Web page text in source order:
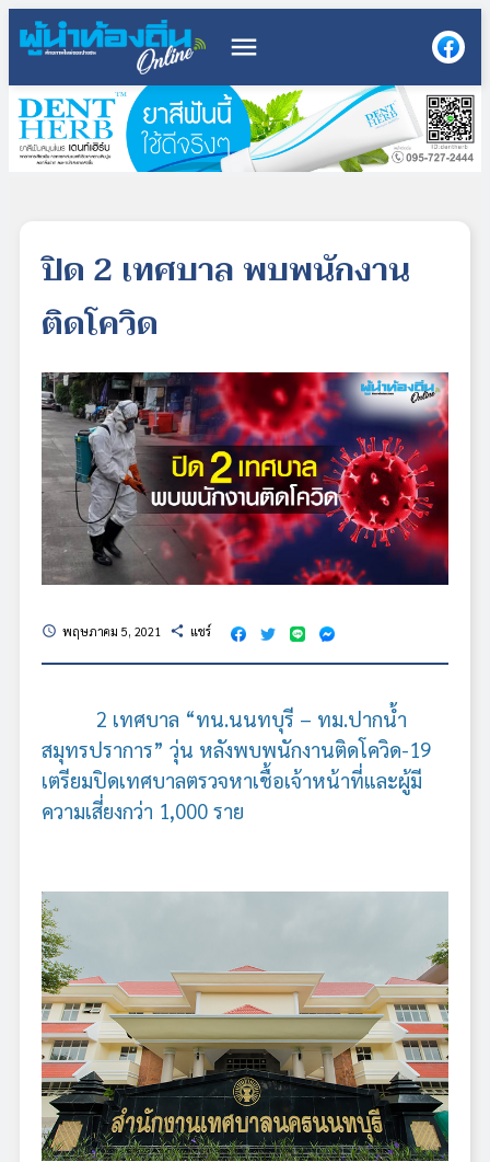
menu
ปิด 2 เทศบาล พบพนักงาน
ติดโควิด
schedule พฤษภาคม 5, 2021 share แชร์
2 เทศบาล “ทน.นนทบุรี – ทม.ปากน้ำ
สมุทรปราการ” วุ่น หลังพบพนักงานติดโควิด-19
เตรียมปิดเทศบาลตรวจหาเชื้อเจ้าหน้าที่และผู้มี
ความเสี่ยงกว่า 1,000 ราย